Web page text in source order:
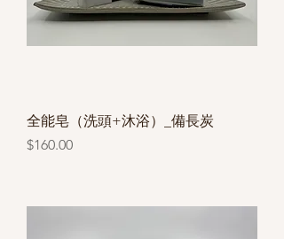
全能皂（洗頭+沐浴）_備長炭
價格
$160.00